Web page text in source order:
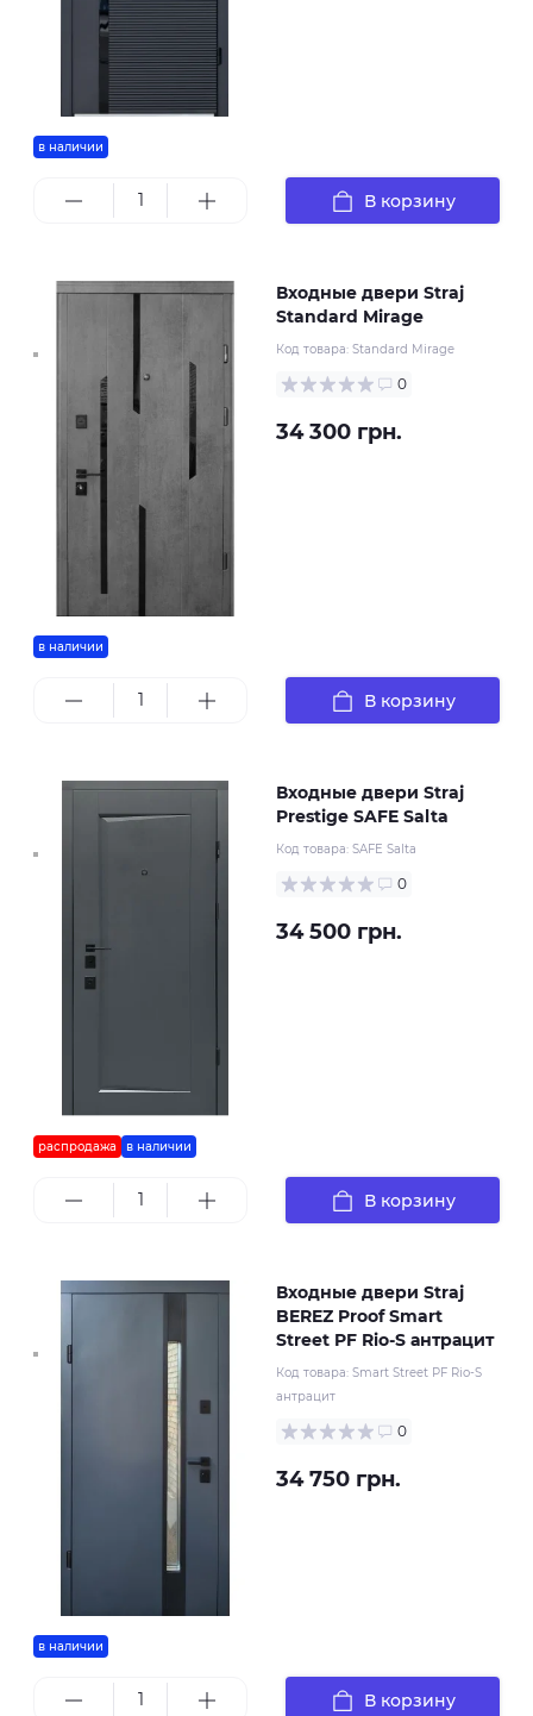
в наличии
В корзину
в наличии
Входные двери Straj
Standard Mirage
Код товара: Standard Mirage
0
34 300 грн.
В корзину
распродажа в наличии
Входные двери Straj
Prestige SAFE Salta
Код товара: SAFE Salta
0
34 500 грн.
В корзину
в наличии
Входные двери Straj
BEREZ Proof Smart
Street PF Rio-S антрацит
Код товара: Smart Street PF Rio-S
антрацит
0
34 750 грн.
В корзину